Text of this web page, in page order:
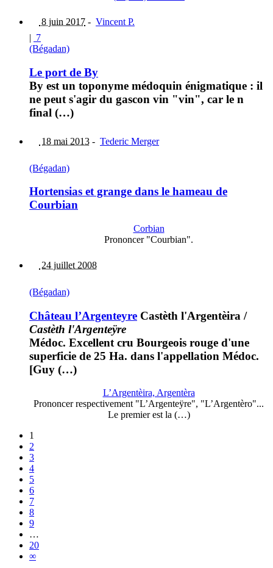
8 juin 2017 - Vincent P.
| 7
(Bégadan)
Le port de By
By est un toponyme médoquin énigmatique : il
ne peut s'agir du gascon vin "vin", car le n
final (…)
18 mai 2013 - Tederic Merger
(Bégadan)
Hortensias et grange dans le hameau de
Courbian
Corbian
Prononcer "Courbian".
24 juillet 2008
(Bégadan)
Château l’Argenteyre Castèth l'Argentèira /
Castèth l'Argenteÿre
Médoc. Excellent cru Bourgeois rouge d'une
superficie de 25 Ha. dans l'appellation Médoc.
[Guy (…)
L’Argentèira, Argentèra
Prononcer respectivement "L’Argenteÿre", "L’Argentèro"...
Le premier est la (…)
1
2
3
4
5
6
7
8
9
…
20
∞